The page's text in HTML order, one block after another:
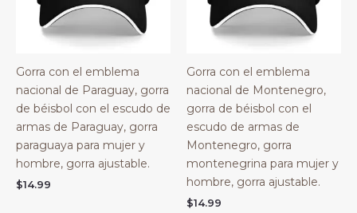
Gorra con el emblema
nacional de Paraguay, gorra
de béisbol con el escudo de
armas de Paraguay, gorra
paraguaya para mujer y
hombre, gorra ajustable.
$14.99
Gorra con el emblema
nacional de Montenegro,
gorra de béisbol con el
escudo de armas de
Montenegro, gorra
montenegrina para mujer y
hombre, gorra ajustable.
$14.99